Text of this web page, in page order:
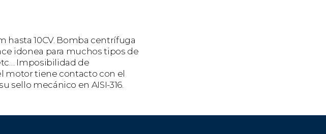
hasta 10CV. Bomba centrífuga
idonea para muchos tipos de
Imposibilidad de
motor tiene contacto con el
sello mecánico en AISI-316.